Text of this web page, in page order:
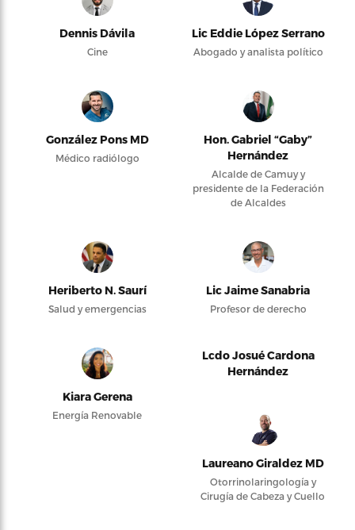
Dennis Dávila
Cine
Lic Eddie López Serrano
Abogado y analista político
González Pons MD
Médico radiólogo
Hon. Gabriel “Gaby”
Hernández
Alcalde de Camuy y
presidente de la Federación
de Alcaldes
Heriberto N. Saurí
Salud y emergencias
Lic Jaime Sanabria
Profesor de derecho
Kiara Gerena
Energía Renovable
Lcdo Josué Cardona
Hernández
Laureano Giraldez MD
Otorrinolaringología y
Cirugía de Cabeza y Cuello